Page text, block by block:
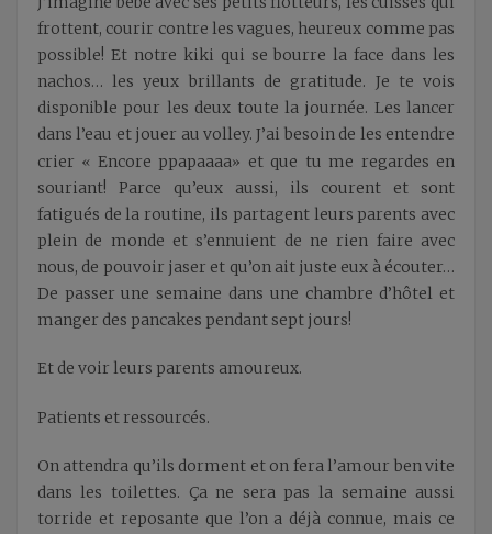
frottent, courir contre les vagues, heureux comme pas
possible! Et notre kiki qui se bourre la face dans les
nachos… les yeux brillants de gratitude. Je te vois
disponible pour les deux toute la journée. Les lancer
dans l’eau et jouer au volley. J’ai besoin de les entendre
crier « Encore ppapaaaa» et que tu me regardes en
souriant! Parce qu’eux aussi, ils courent et sont
fatigués de la routine, ils partagent leurs parents avec
plein de monde et s’ennuient de ne rien faire avec
nous, de pouvoir jaser et qu’on ait juste eux à écouter…
De passer une semaine dans une chambre d’hôtel et
manger des pancakes pendant sept jours!
Et de voir leurs parents amoureux.
Patients et ressourcés.
On attendra qu’ils dorment et on fera l’amour ben vite
dans les toilettes. Ça ne sera pas la semaine aussi
torride et reposante que l’on a déjà connue, mais ce